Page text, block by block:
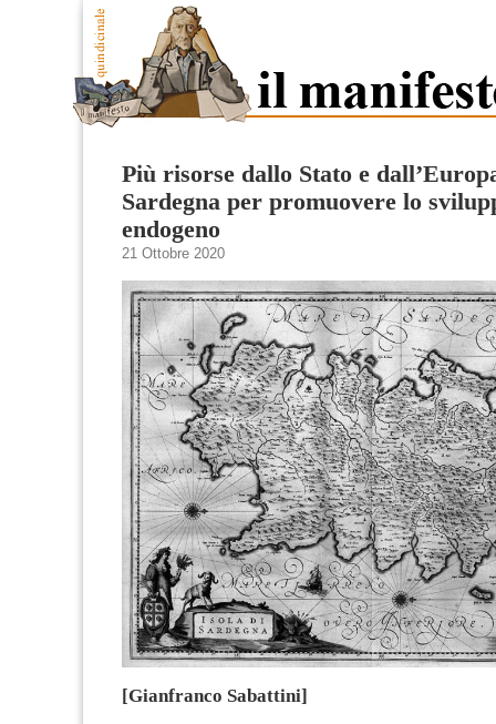
Più risorse dallo Stato e
Sardegna per promuovere lo
endogeno
21 Ottobre 2020
[Gianfranco Sabattini]